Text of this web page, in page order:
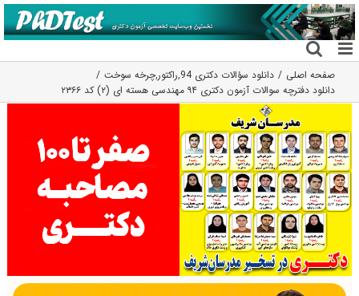
رفتن
به
محتوا
صفحه اصلی دانلود سؤالات دکتری 94 ,راکتور,چرخه سوخت
دانلود دفترچه سوالات آزمون دکتری ۹۴ مهندسی هسته ای (۲) کد ۲۳۶۶